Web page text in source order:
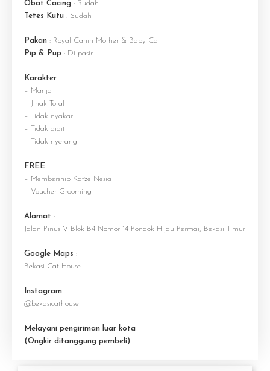
Obat Cacing : Sudah
Tetes Kutu : Sudah
Pakan : Royal Canin Mother & Baby Cat
Pip & Pup : Di pasir
Karakter :
– Manja
– Jinak Total
– Tidak nyakar
– Tidak gigit
– Tidak nyerang
FREE :
– Membership Katze Nesia
– Voucher Grooming
Alamat :
Jalan Pinus V Blok B4 Nomor 14 Pondok Hijau Permai, Bekasi Timur
Google Maps :
Bekasi Cat House
Instagram :
@bekasicathouse
Melayani pengiriman luar kota
(Ongkir ditanggung pembeli)